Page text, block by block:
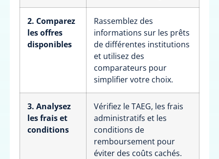
2. Comparez
les offres
disponibles
Rassemblez des
informations sur les prêts
de différentes institutions
et utilisez des
comparateurs pour
simplifier votre choix.
3. Analysez
les frais et
conditions
Vérifiez le TAEG, les frais
administratifs et les
conditions de
remboursement pour
éviter des coûts cachés.